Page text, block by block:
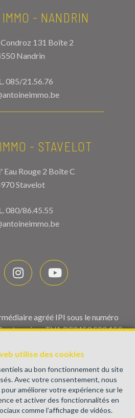
utilise des cookies
au bon fonctionnement du site
Avec votre consentement, nous
améliorer votre expérience sur le
et activer des fonctionnalités en
comme l’affichage de vidéos.
- NANDRIN
131 Boîte 2
Nandrin
085/21.56.76
- STAVELOT
Eau Rouge 2 Boîte C
Stavelot
080/86.45.55
agréé IPI sous le numéro
entreprise : TVA BE0459.580.159-
16B, 1000 Bruxelles (+32 2
au
code déontologique de l’
IPI
via AXA Belgium SA,
– police n° 730.390.160.
les activités réalisées en Belgique